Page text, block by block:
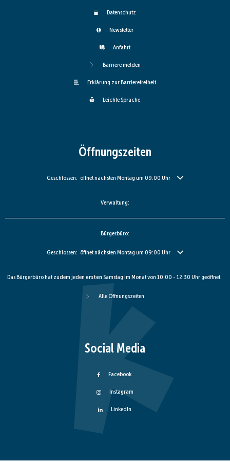
Datenschutz
Newsletter
Anfahrt
Barriere melden
Erklärung zur Barrierefreiheit
Leichte Sprache
Öffnungszeiten
Klicken, um weitere Öffnungs- oder Schließzeiten auszublenden
Geschlossen: öffnet nächsten Montag um 09:00 Uhr
Verwaltung:
Bürgerbüro:
Klicken, um weitere Öffnungs- oder Schließzeiten auszublenden
Geschlossen: öffnet nächsten Montag um 09:00 Uhr
Das Bürgerbüro hat zudem jeden erstenSamstag im Monat von 10:00 - 12:30 Uhr geöffnet.
Alle Öffnungszeiten
Social Media
Facebook
Instagram
LinkedIn